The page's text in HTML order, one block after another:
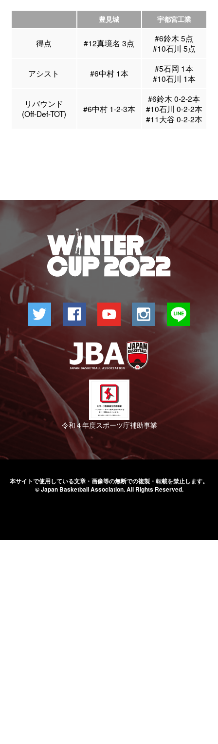
豊見城 宇都宮工業
得点 #12真境名 3点
#6鈴木 5点
#10石川 5点
アシスト #6中村 1本
#5石岡 1本
#10石川 1本
リバウンド
(Off-Def-TOT)
#6中村 1-2-3本
#6鈴木 0-2-2本
#10石川 0-2-2本
#11大谷 0-2-2本
令和４年度スポーツ庁補助事業
本サイトで使用している文章・画像等の無断での複製・転載を禁止します。
© Japan Basketball Association.All Rights Reserved.